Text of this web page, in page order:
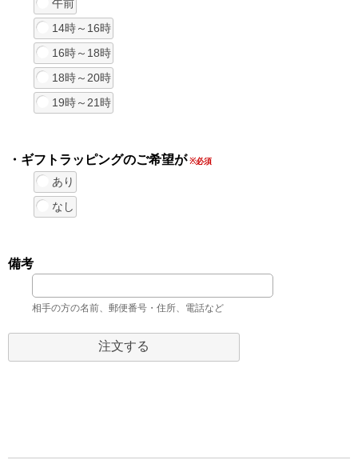
午前
14時～16時
16時～18時
18時～20時
19時～21時
・ギフトラッピングのご希望が※必須
あり
なし
備考
相手の方の名前、郵便番号・住所、電話など